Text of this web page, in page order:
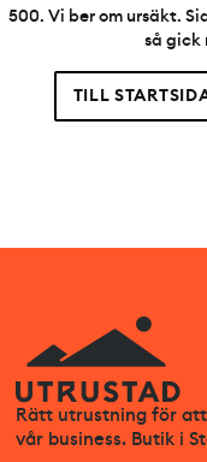
500. Vi ber om ursäkt.
så gick
TILL
Rätt utrustning för
vår business. Butik i